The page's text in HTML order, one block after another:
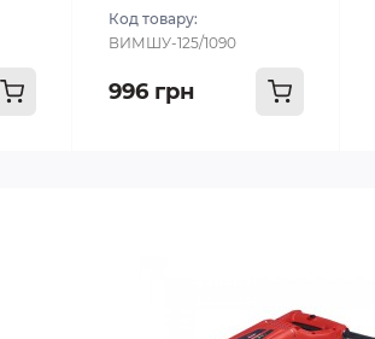
Код товару:
ВИМШУ-125/1090
996 грн